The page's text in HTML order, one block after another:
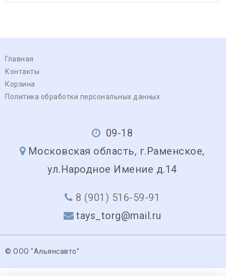
Главная
Контакты
Корзина
Политика обработки персональных данных
09-18
Московская область, г.Раменское,
ул.Народное Имение д.14
8 (901) 516-59-91
tays_torg@mail.ru
© ООО "Альянсавто"